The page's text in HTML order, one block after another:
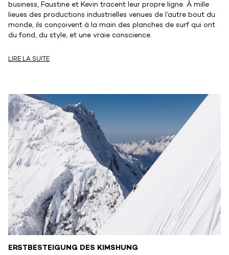
business, Faustine et Kevin tracent leur propre ligne. À mille
lieues des productions industrielles venues de l’autre bout du
monde, ils conçoivent à la main des planches de surf qui ont
du fond, du style, et une vraie conscience.
LIRE LA SUITE
ERSTBESTEIGUNG DES KIMSHUNG